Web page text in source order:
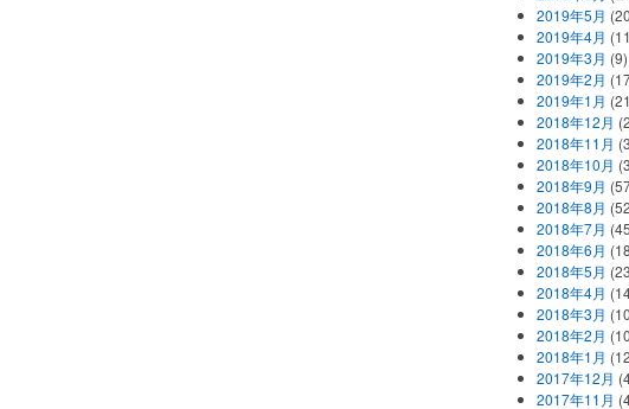
2019年5月
2019年4月
2019年3月 (9)
2019年2月
2019年1月
2018年12月
2018年11月
2018年10月
2018年9月
2018年8月
2018年7月
2018年6月
2018年5月
2018年4月
2018年3月
2018年2月
2018年1月
2017年12月
2017年11月